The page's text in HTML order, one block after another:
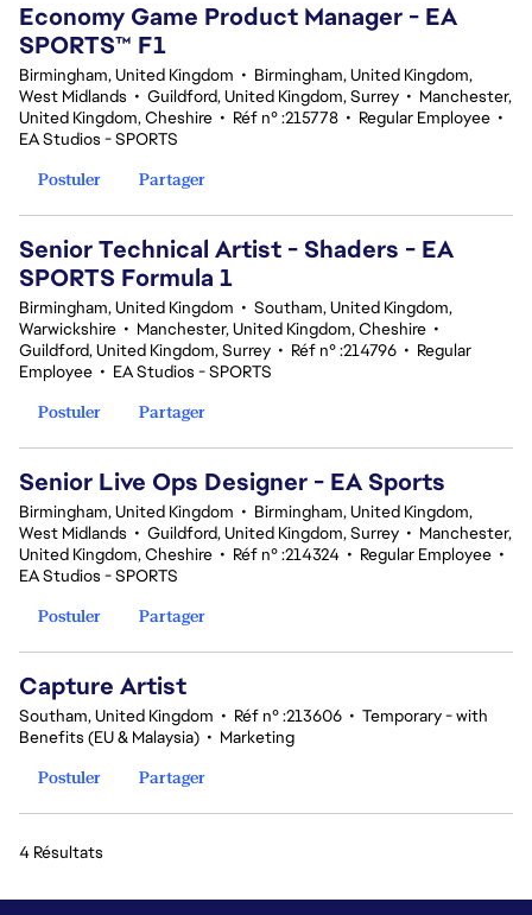
Economy Game Product Manager - EA
SPORTS™ F1
Birmingham, United Kingdom • Birmingham, United Kingdom,
West Midlands • Guildford, United Kingdom, Surrey • Manchester,
United Kingdom, Cheshire • Réf n° :215778 • Regular Employee •
EA Studios - SPORTS
Postuler
Partager
Senior Technical Artist - Shaders - EA
SPORTS Formula 1
Birmingham, United Kingdom • Southam, United Kingdom,
Warwickshire • Manchester, United Kingdom, Cheshire •
Guildford, United Kingdom, Surrey • Réf n° :214796 • Regular
Employee • EA Studios - SPORTS
Postuler
Partager
Senior Live Ops Designer - EA Sports
Birmingham, United Kingdom • Birmingham, United Kingdom,
West Midlands • Guildford, United Kingdom, Surrey • Manchester,
United Kingdom, Cheshire • Réf n° :214324 • Regular Employee •
EA Studios - SPORTS
Postuler
Partager
Capture Artist
Southam, United Kingdom • Réf n° :213606 • Temporary - with
Benefits (EU & Malaysia) • Marketing
Postuler
Partager
4 Résultats